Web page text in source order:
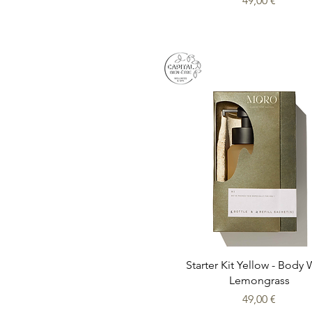
Aperçu rapide
Starter Kit Yellow - Body
Lemongrass
Prix
49,00 €